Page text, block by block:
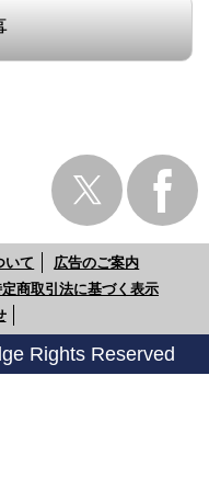
いて
広告のご案内
商取引法に基づく表示
Rights Reserved